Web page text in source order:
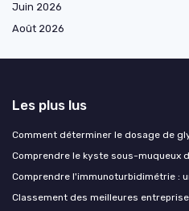
Juin 2026
Août 2026
Les plus lus
Comment déterminer le dosage de
Comprendre le kyste sous-muqueux
Comprendre l'immunoturbidimétrie :
Classement des meilleures